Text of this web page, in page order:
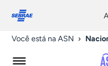
conosco
Você está na ASN